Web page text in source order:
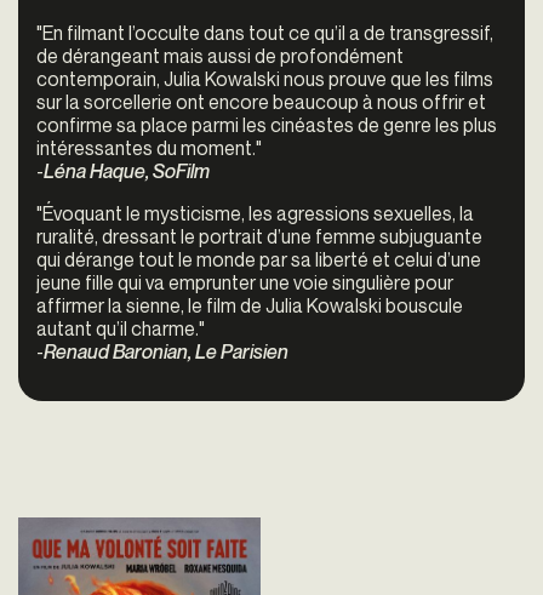
"En filmant l’occulte dans tout ce qu’il a de transgressif,
de dérangeant mais aussi de profondément
contemporain, Julia Kowalski nous prouve que les films
sur la sorcellerie ont encore beaucoup à nous offrir et
confirme sa place parmi les cinéastes de genre les plus
intéressantes du moment."
-Léna Haque, SoFilm
"Évoquant le mysticisme, les agressions sexuelles, la
ruralité, dressant le portrait d’une femme subjuguante
qui dérange tout le monde par sa liberté et celui d’une
jeune fille qui va emprunter une voie singulière pour
affirmer la sienne, le film de Julia Kowalski bouscule
autant qu’il charme."
-Renaud Baronian, Le Parisien